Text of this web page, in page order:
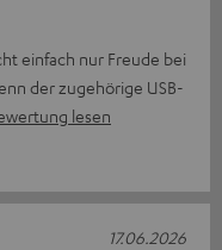
einfach nur Freude bei
der zugehörige USB-
lesen
17.06.2026